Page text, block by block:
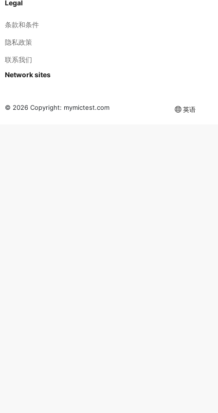
Legal
条款和条件
隐私政策
联系我们
Network sites
© 2026 Copyright: mymictest.com 英语